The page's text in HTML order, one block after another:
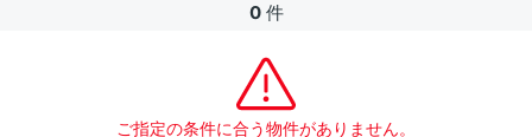
0 件
ご指定の条件に合う物件がありません。